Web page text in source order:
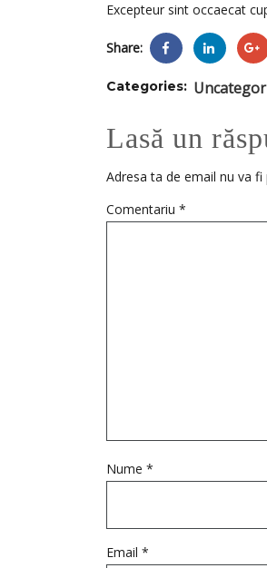
Excepteur sint occaecat
Share:
Categories:
Lasă un
Adresa ta de email nu va fi
Comentariu *
Nume *
Email *